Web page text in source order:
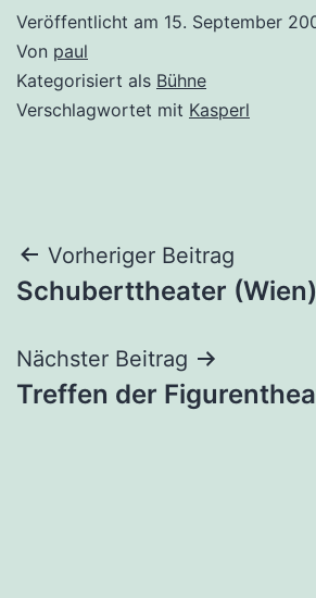
Veröffentlicht am 15. September
Von paul
Kategorisiert als Bühne
Verschlagwortet mit Kasperl
Vorheriger Beitrag
Schuberttheater (Wien)
Nächster Beitrag
Treffen der